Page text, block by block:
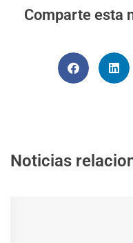
Comparte esta
Noticias